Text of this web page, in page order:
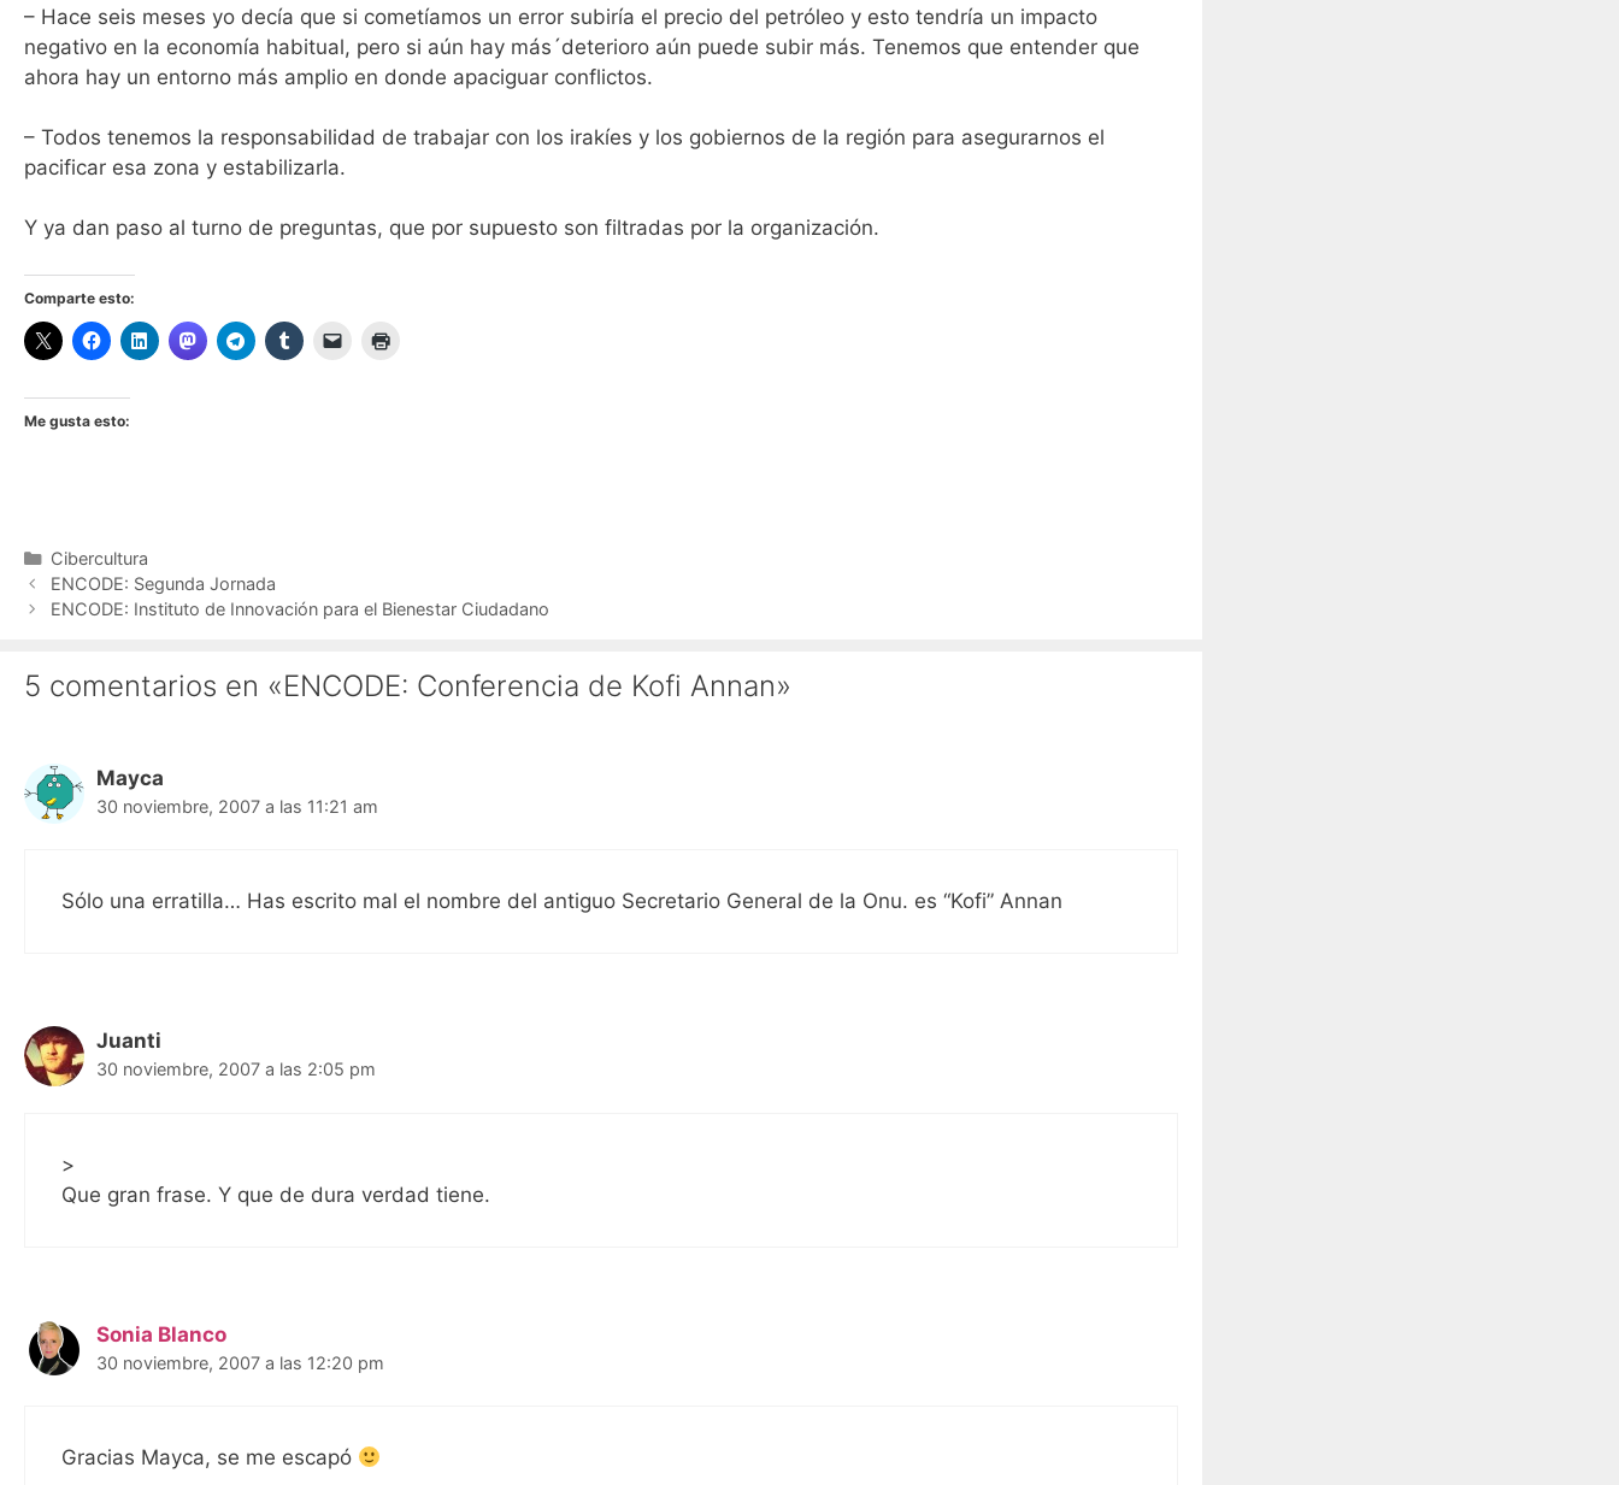
– Hace seis meses yo decía que si cometíamos un error subiría el precio del petróleo y esto tendría un impacto
negativo en la economía habitual, pero si aún hay más´deterioro aún puede subir más. Tenemos que entender que
ahora hay un entorno más amplio en donde apaciguar conflictos.
– Todos tenemos la responsabilidad de trabajar con los irakíes y los gobiernos de la región para asegurarnos el
pacificar esa zona y estabilizarla.
Y ya dan paso al turno de preguntas, que por supuesto son filtradas por la organización.
Comparte esto:
Me gusta esto:
Categorías
Cibercultura
ENCODE: Segunda Jornada
ENCODE: Instituto de Innovación para el Bienestar Ciudadano
5 comentarios en «ENCODE: Conferencia de Kofi Annan»
Mayca
30 noviembre, 2007 a las 11:21 am
Sólo una erratilla… Has escrito mal el nombre del antiguo Secretario General de la Onu. es “Kofi” Annan
Juanti
30 noviembre, 2007 a las 2:05 pm
>
Que gran frase. Y que de dura verdad tiene.
Sonia Blanco
30 noviembre, 2007 a las 12:20 pm
Gracias Mayca, se me escapó